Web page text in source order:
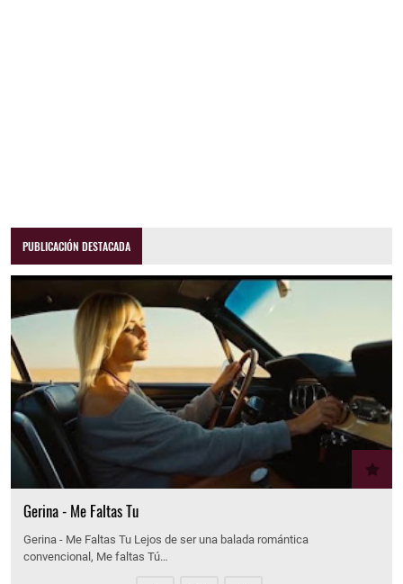
PUBLICACIÓN DESTACADA
Gerina - Me Faltas Tu
Gerina - Me Faltas Tu Lejos de ser una balada romántica
convencional, Me faltas Tú…